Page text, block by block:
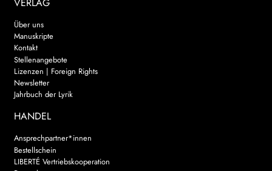
Über uns
Manuskripte
Kontakt
Stellenangebote
Lizenzen | Foreign Rights
Newsletter
Jahrbuch der Lyrik
HANDEL
Ansprechpartner*innen
Bestellschein
LIBERTÉ Vertriebskooperation